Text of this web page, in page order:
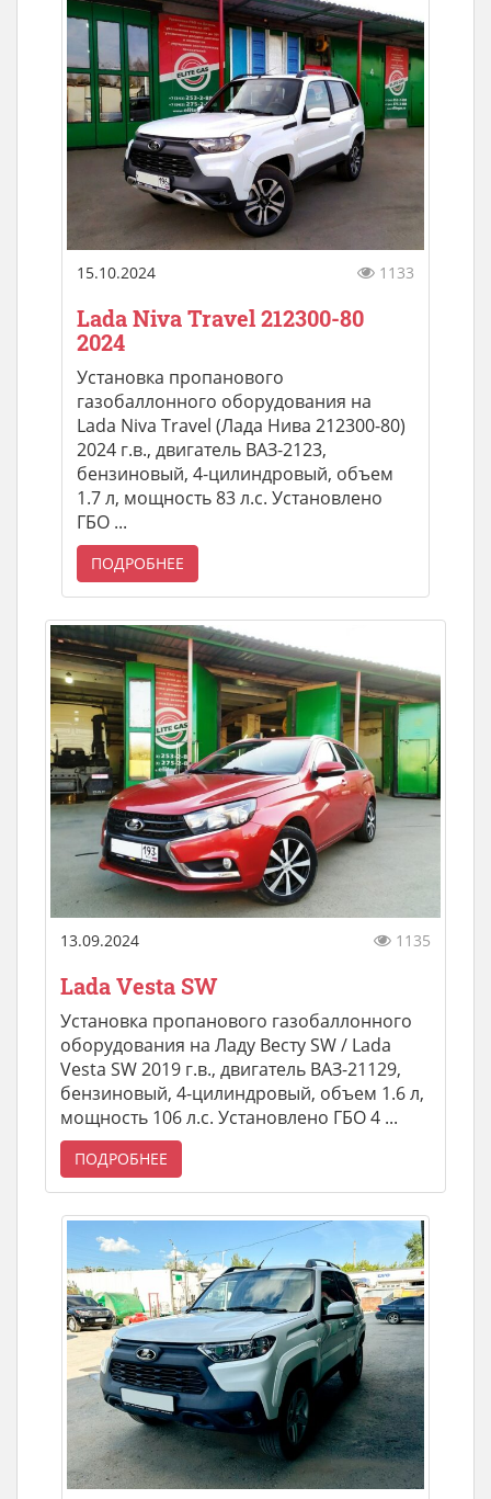
15.10.2024 1133
Lada Niva Travel 212300-80
2024
Установка пропанового
газобаллонного оборудования на
Lada Niva Travel (Лада Нива 212300-80)
2024 г.в., двигатель ВАЗ-2123,
бензиновый, 4-цилиндровый, объем
1.7 л, мощность 83 л.с. Установлено
ГБО ...
ПОДРОБНЕЕ
13.09.2024 1135
Lada Vesta SW
Установка пропанового газобаллонного
оборудования на Ладу Весту SW / Lada
Vesta SW 2019 г.в., двигатель ВАЗ-21129,
бензиновый, 4-цилиндровый, объем 1.6 л,
мощность 106 л.с. Установлено ГБО 4 ...
ПОДРОБНЕЕ